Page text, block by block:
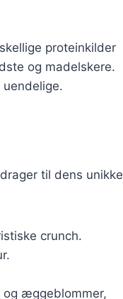
proteinkilder
og madelskere.
til dens unikke
crunch.
og æggeblommer,